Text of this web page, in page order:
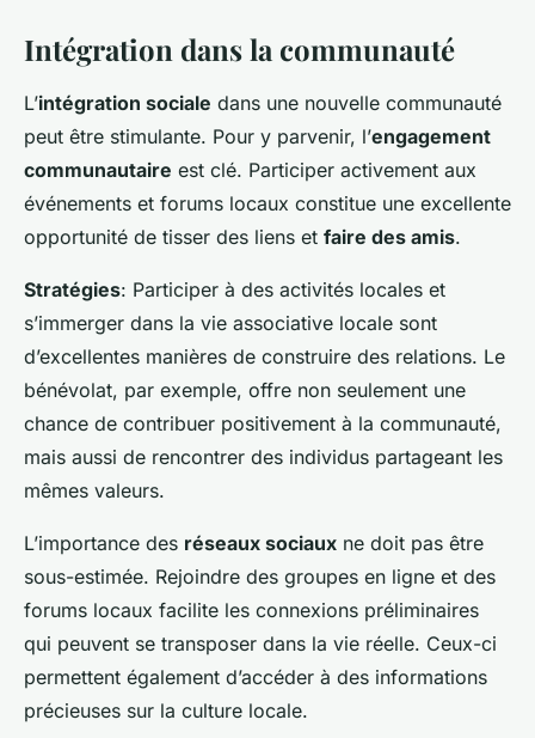
Intégration dans la communauté
L’intégration sociale dans une nouvelle communauté
peut être stimulante. Pour y parvenir, l’engagement
communautaire est clé. Participer activement aux
événements et forums locaux constitue une excellente
opportunité de tisser des liens et faire des amis.
Stratégies: Participer à des activités locales et
s’immerger dans la vie associative locale sont
d’excellentes manières de construire des relations. Le
bénévolat, par exemple, offre non seulement une
chance de contribuer positivement à la communauté,
mais aussi de rencontrer des individus partageant les
mêmes valeurs.
L’importance des réseaux sociaux ne doit pas être
sous-estimée. Rejoindre des groupes en ligne et des
forums locaux facilite les connexions préliminaires
qui peuvent se transposer dans la vie réelle. Ceux-ci
permettent également d’accéder à des informations
précieuses sur la culture locale.